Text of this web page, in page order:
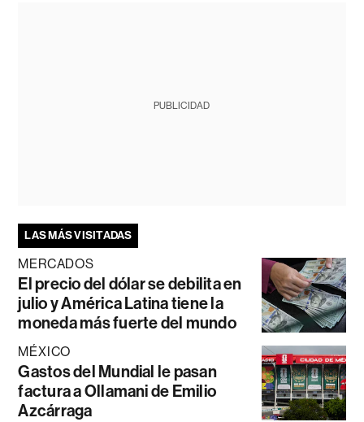
PUBLICIDAD
LAS MÁS VISITADAS
MERCADOS
El precio del dólar se debilita en
julio y América Latina tiene la
moneda más fuerte del mundo
MÉXICO
Gastos del Mundial le pasan
factura a Ollamani de Emilio
Azcárraga